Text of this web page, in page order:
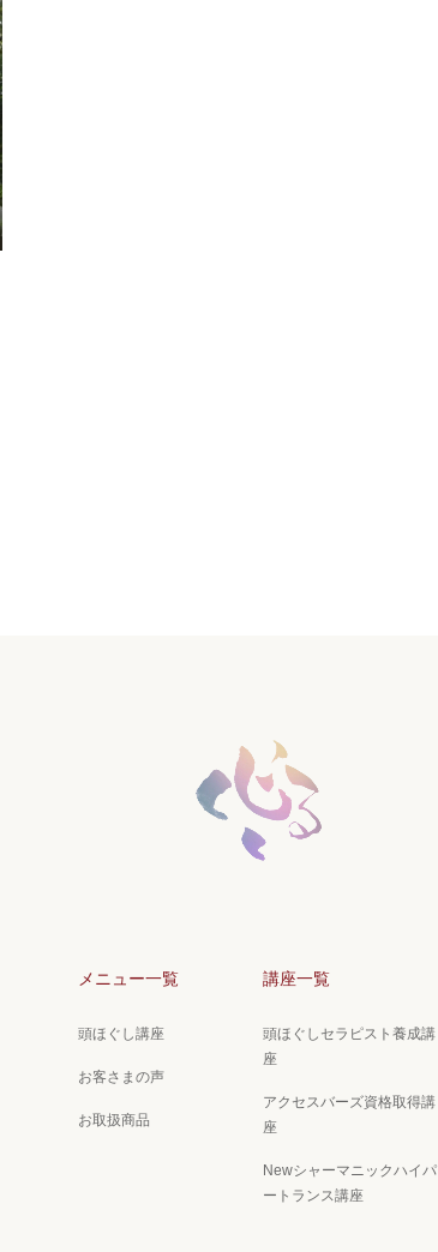
メニュー一覧
頭ほぐし講座
お客さまの声
お取扱商品
講座一覧
頭ほぐしセラピスト養成講
座
アクセスバーズ資格取得講
座
Newシャーマニックハイパ
ートランス講座